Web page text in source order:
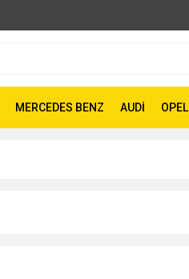
MERCEDES BENZ AUDİ OPEL